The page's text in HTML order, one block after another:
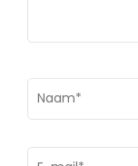
Naam*
E-